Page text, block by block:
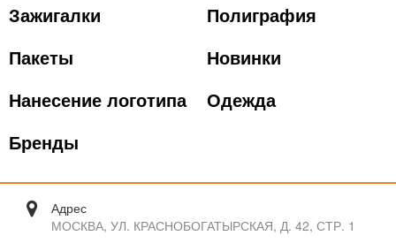
Зажигалки
Полиграфия
Пакеты
Новинки
Нанесение логотипа
Одежда
Бренды
Адрес
МОСКВА, УЛ. КРАСНОБОГАТЫРСКАЯ, Д. 42, СТР. 1